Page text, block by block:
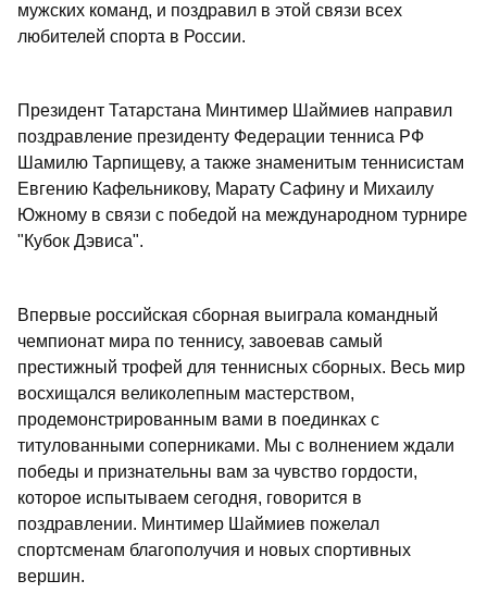
мужских команд, и поздравил в этой связи всех
любителей спорта в России.
Президент Татарстана Минтимер Шаймиев направил
поздравление президенту Федерации тенниса РФ
Шамилю Тарпищеву, а также знаменитым теннисистам
Евгению Кафельникову, Марату Сафину и Михаилу
Южному в связи с победой на международном турнире
"Кубок Дэвиса".
Впервые российская сборная выиграла командный
чемпионат мира по теннису, завоевав самый
престижный трофей для теннисных сборных. Весь мир
восхищался великолепным мастерством,
продемонстрированным вами в поединках с
титулованными соперниками. Мы с волнением ждали
победы и признательны вам за чувство гордости,
которое испытываем сегодня, говорится в
поздравлении. Минтимер Шаймиев пожелал
спортсменам благополучия и новых спортивных
вершин.